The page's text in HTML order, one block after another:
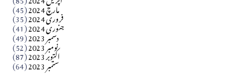
مارچ 2024 (45) فروری 2024 (35) جنوری 2024 (41) دسمبر 2023 (49) نومبر 2023 (52) اکتوبر 2023 (87) ستمبر 2023 (64)